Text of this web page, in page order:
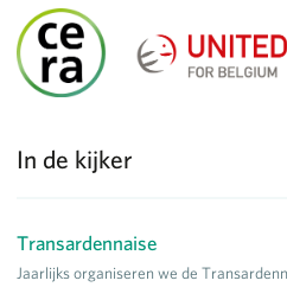
In de kijker
Transardennaise
Jaarlijks organiseren we de